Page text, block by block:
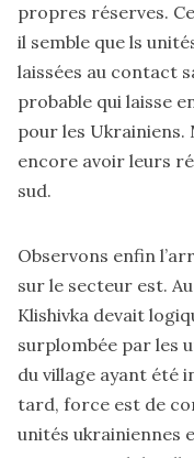
propres réserves.
il semble que ls
laissées au contact
probable qui laisse
pour les Ukrainiens.
encore avoir leurs
sud.
Observons enfin
sur le secteur est.
Klishivka devait
surplombée par les
du village ayant été
tard, force est de
unités ukrainiennes